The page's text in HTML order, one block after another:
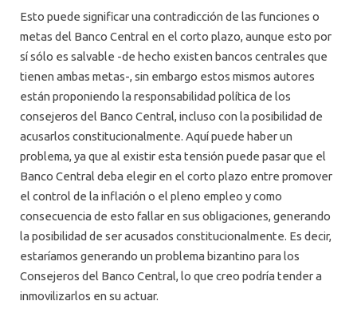
Esto puede significar una contradicción de las funciones o
metas del Banco Central en el corto plazo, aunque esto por
sí sólo es salvable -de hecho existen bancos centrales que
tienen ambas metas-, sin embargo estos mismos autores
están proponiendo la responsabilidad política de los
consejeros del Banco Central, incluso con la posibilidad de
acusarlos constitucionalmente. Aquí puede haber un
problema, ya que al existir esta tensión puede pasar que el
Banco Central deba elegir en el corto plazo entre promover
el control de la inflación o el pleno empleo y como
consecuencia de esto fallar en sus obligaciones, generando
la posibilidad de ser acusados constitucionalmente. Es decir,
estaríamos generando un problema bizantino para los
Consejeros del Banco Central, lo que creo podría tender a
inmovilizarlos en su actuar.